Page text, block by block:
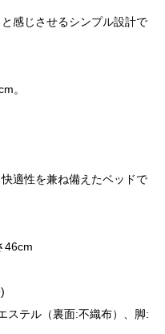
感じさせるシンプル設計で
。
適性を兼ね備えたベッドで
46cm
ステル（裏面:不織布）、脚: